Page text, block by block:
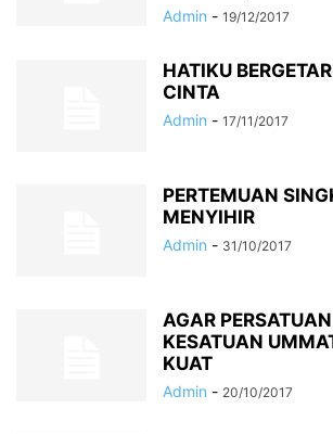
Admin - 19/12/2017
HATIKU
CINTA
Admin - 17/11/2017
PERTEMUAN
MENYIHIR
Admin - 31/10/2017
AGAR
KESATUAN
KUAT
Admin - 20/10/2017